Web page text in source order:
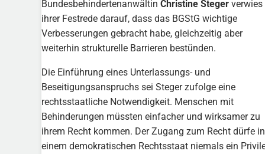
Bundesbehindertenanwältin Christine Steger verwies
ihrer Festrede darauf, dass das BGStG wichtige
Verbesserungen gebracht habe, gleichzeitig aber
weiterhin strukturelle Barrieren bestünden.
Die Einführung eines Unterlassungs- und
Beseitigungsanspruchs sei Steger zufolge eine
rechtsstaatliche Notwendigkeit. Menschen mit
Behinderungen müssten einfacher und wirksamer zu
ihrem Recht kommen. Der Zugang zum Recht dürfe in
einem demokratischen Rechtsstaat niemals ein